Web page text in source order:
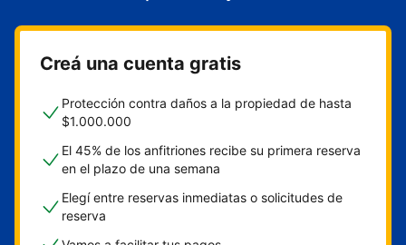
Creá una cuenta gratis
Protección contra daños a la propiedad de hasta
$1.000.000
El 45% de los anfitriones recibe su primera reserva
en el plazo de una semana
Elegí entre reservas inmediatas o solicitudes de
reserva